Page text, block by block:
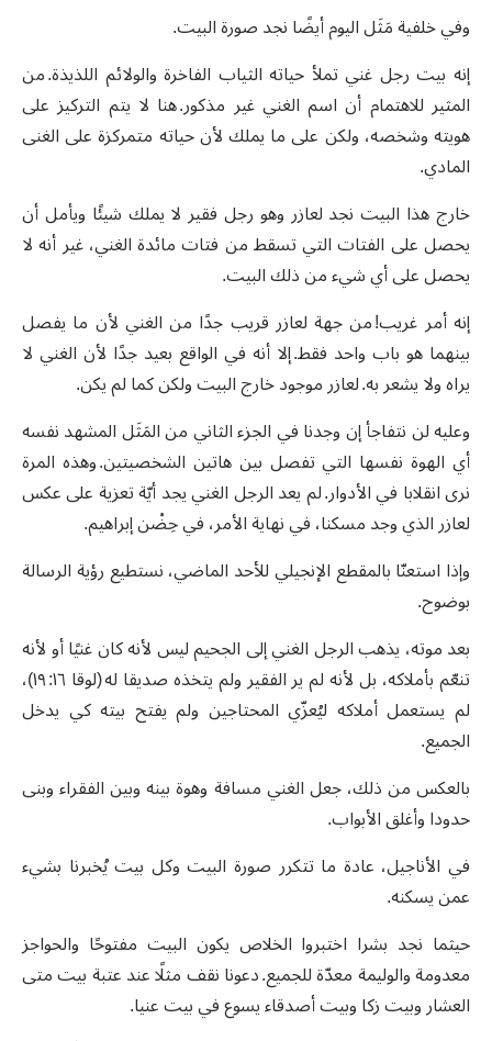
وفي خلفية مَثَل اليوم أيضًا نجد صورة البيت.
إنه بيت رجل غني تملأ حياته الثياب الفاخرة والولائم اللذيذة.من
المثير للاهتمام أن اسم الغني غير مذكور.هنا لا يتم التركيز على
هويته وشخصه، ولكن على ما يملك لأن حياته متمركزة على الغنى
المادي.
خارج هذا البيت نجد لعازر وهو رجل فقير لا يملك شيئًا ويأمل أن
يحصل على الفتات التي تسقط من فتات مائدة الغني، غير أنه لا
يحصل على أي شيء من ذلك البيت.
إنه أمر غريب!من جهة لعازر قريب جدًا من الغني لأن ما يفصل
بينهما هو باب واحد فقط.إلا أنه في الواقع بعيد جدًا لأن الغني لا
يراه ولا يشعر به.لعازر موجود خارج البيت ولكن كما لم يكن.
وعليه لن نتفاجأ إن وجدنا في الجزء الثاني من المَثَل المشهد نفسه
أي الهوة نفسها التي تفصل بين هاتين الشخصيتين.وهذه المرة
نرى انقلابا في الأدوار.لم يعد الرجل الغني يجد أيّة تعزية على عكس
لعازر الذي وجد مسكنا، في نهاية الأمر، في حِضْن إبراهيم.
وإذا استعنّا بالمقطع الإنجيلي للأحد الماضي، نستطيع رؤية الرسالة
بوضوح.
بعد موته، يذهب الرجل الغني إلى الجحيم ليس لأنه كان غنيًا أو لأنه
تنعّم بأملاكه، بل لأنه لم ير الفقير ولم يتخذه صديقا له(لوقا ١٦ :١٩)،
لم يستعمل أملاكه ليُعزّي المحتاجين ولم يفتح بيته كي يدخل
الجميع.
بالعكس من ذلك، جعل الغني مسافة وهوة بينه وبين الفقراء وبنى
حدودا وأغلق الأبواب.
في الأناجيل، عادة ما تتكرر صورة البيت وكل بيت يُخبرنا بشيء
عمن يسكنه.
حيثما نجد بشرا اختبروا الخلاص يكون البيت مفتوحًا والحواجز
معدومة والوليمة معدّة للجميع.دعونا نقف مثلًا عند عتبة بيت متى
العشار وبيت زكا وبيت أصدقاء يسوع في بيت عنيا.